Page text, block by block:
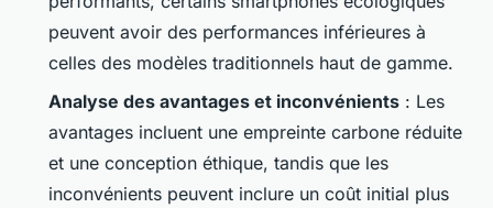
peuvent avoir des performances inférieures à
celles des modèles traditionnels haut de gamme.
Analyse des avantages et inconvénients : Les
avantages incluent une empreinte carbone réduite
et une conception éthique, tandis que les
inconvénients peuvent inclure un coût initial plus